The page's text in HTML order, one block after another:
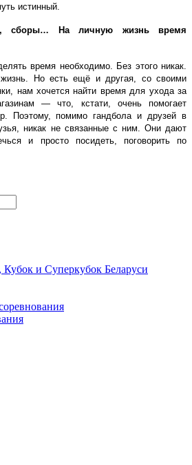
истинный.
сборы… На личную жизнь время
время необходимо. Без этого никак.
Но есть ещё и другая, со своими
нам хочется найти время для ухода за
— что, кстати, очень помогает
Поэтому, помимо гандбола и друзей в
никак не связанные с ним. Они дают
и просто посидеть, поговорить по
Кубок и Суперкубок Беларуси